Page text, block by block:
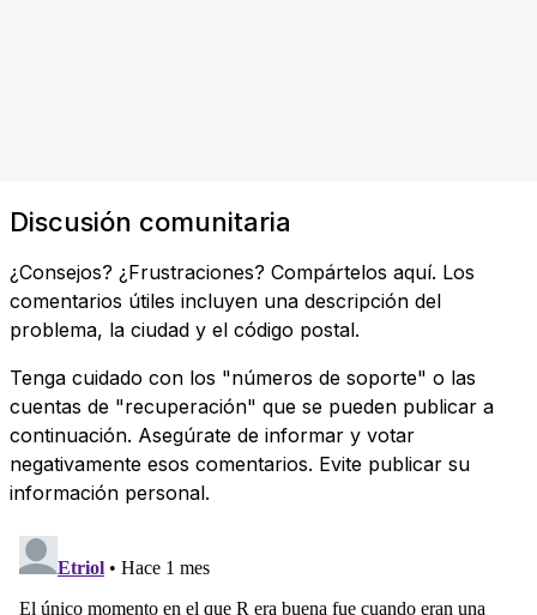
Discusión comunitaria
¿Consejos? ¿Frustraciones? Compártelos aquí. Los
comentarios útiles incluyen una descripción del
problema, la ciudad y el código postal.
Tenga cuidado con los "números de soporte" o las
cuentas de "recuperación" que se pueden publicar a
continuación. Asegúrate de informar y votar
negativamente esos comentarios. Evite publicar su
información personal.